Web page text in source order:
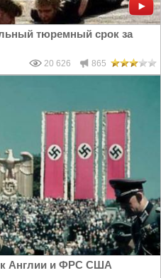
тюремный срок за
20 626 865
Англии и ФРС США